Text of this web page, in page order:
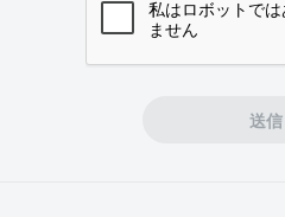
送信